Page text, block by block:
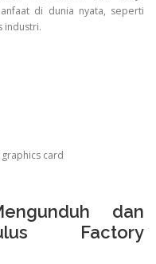
di dunia nyata, seperti
industri.
card
dan
Factory